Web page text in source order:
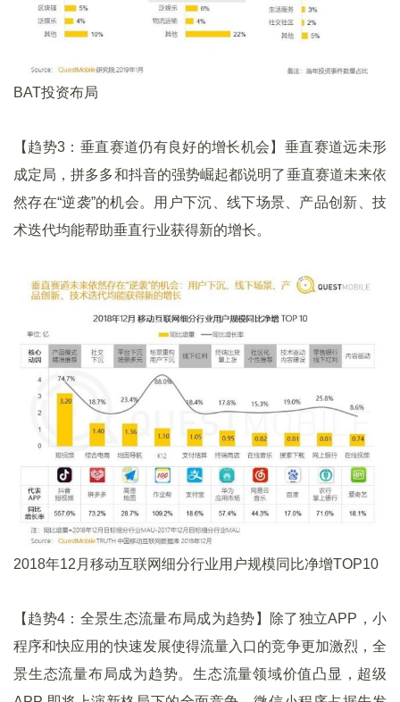
BAT投资布局
【趋势3：垂直赛道仍有良好的增长机会】垂直赛道远未形
成定局，拼多多和抖音的强势崛起都说明了垂直赛道未来依
然存在“逆袭”的机会。用户下沉、线下场景、产品创新、技
术迭代均能帮助垂直行业获得新的增长。
2018年12月移动互联网细分行业用户规模同比净增TOP10
【趋势4：全景生态流量布局成为趋势】除了独立APP，小
程序和快应用的快速发展使得流量入口的竞争更加激烈，全
景生态流量布局成为趋势。生态流量领域价值凸显，超级